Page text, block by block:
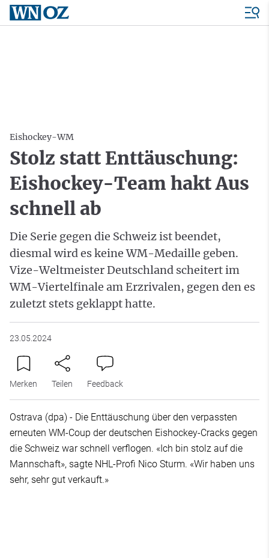
Eishockey-WM
Stolz statt Enttäuschung:
Eishockey-Team hakt Aus
schnell ab
Die Serie gegen die Schweiz ist beendet,
diesmal wird es keine WM-Medaille geben.
Vize-Weltmeister Deutschland scheitert im
WM-Viertelfinale am Erzrivalen, gegen den es
zuletzt stets geklappt hatte.
23.05.2024
Merken Teilen Feedback
Ostrava (dpa) - Die Enttäuschung über den verpassten
erneuten WM-Coup der deutschen Eishockey-Cracks gegen
die Schweiz war schnell verflogen. «Ich bin stolz auf die
Mannschaft», sagte NHL-Profi Nico Sturm. «Wir haben uns
sehr, sehr gut verkauft.»